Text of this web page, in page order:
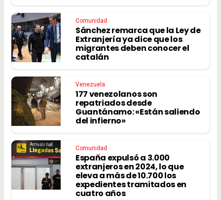
Comunidad
Sánchez remarca que la Ley de
Extranjería ya dice que los
migrantes deben conocer el
catalán
Venezuela
177 venezolanos son
repatriados desde
Guantánamo: «Están saliendo
del infierno»
Comunidad
España expulsó a 3.000
extranjeros en 2024, lo que
eleva a más de 10.700 los
expedientes tramitados en
cuatro años